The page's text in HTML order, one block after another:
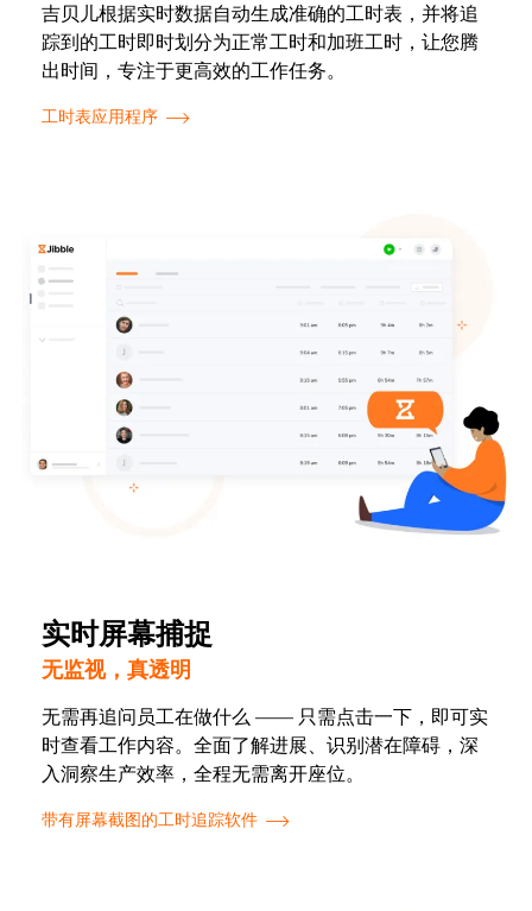
吉贝儿根据实时数据自动生成准确的工时表，并将追
踪到的工时即时划分为正常工时和加班工时，让您腾
出时间，专注于更高效的工作任务。
工时表应用程序
实时屏幕捕捉
无监视，真透明
无需再追问员工在做什么 —— 只需点击一下，即可实
时查看工作内容。全面了解进展、识别潜在障碍，深
入洞察生产效率，全程无需离开座位。
带有屏幕截图的工时追踪软件